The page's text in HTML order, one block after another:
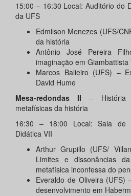
15:00 – 16:30 Local: Auditório do
da UFS
Edmilson Menezes (UFS/
da história
Antônio José Pereira
imaginação em Giambattista
Marcos Balieiro (UFS) –
David Hume
Mesa-redondas II – História
metafísicas da história
16:30 – 18:00 Local: Sala de
Didática VII
Arthur Grupillo (UFS/
Limites e dissonâncias
metafísica inconfessa do
Everaldo de Oliveira (UFS)
desenvolvimento em